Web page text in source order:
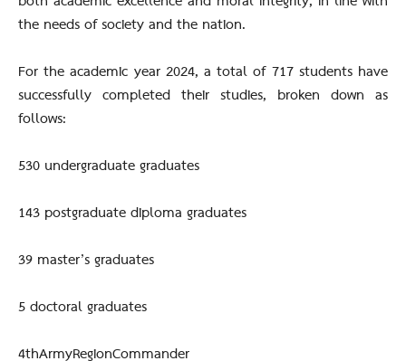
the needs of society and the nation.
For the academic year 2024, a total of 717 students have
successfully completed their studies, broken down as
follows:
530 undergraduate graduates
143 postgraduate diploma graduates
39 master’s graduates
5 doctoral graduates
4thArmyRegionCommander